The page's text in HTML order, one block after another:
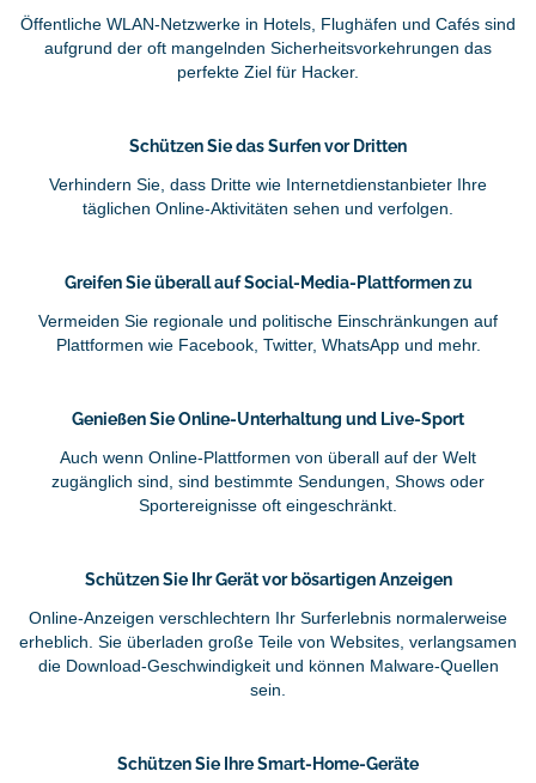
Öffentliche WLAN-Netzwerke in Hotels, Flughäfen und Cafés sind
aufgrund der oft mangelnden Sicherheitsvorkehrungen das
perfekte Ziel für Hacker.
Schützen Sie das Surfen vor Dritten
Verhindern Sie, dass Dritte wie Internetdienstanbieter Ihre
täglichen Online-Aktivitäten sehen und verfolgen.
Greifen Sie überall auf Social-Media-Plattformen zu
Vermeiden Sie regionale und politische Einschränkungen auf
Plattformen wie Facebook, Twitter, WhatsApp und mehr.
Genießen Sie Online-Unterhaltung und Live-Sport
Auch wenn Online-Plattformen von überall auf der Welt
zugänglich sind, sind bestimmte Sendungen, Shows oder
Sportereignisse oft eingeschränkt.
Schützen Sie Ihr Gerät vor bösartigen Anzeigen
Online-Anzeigen verschlechtern Ihr Surferlebnis normalerweise
erheblich. Sie überladen große Teile von Websites, verlangsamen
die Download-Geschwindigkeit und können Malware-Quellen
sein.
Schützen Sie Ihre Smart-Home-Geräte